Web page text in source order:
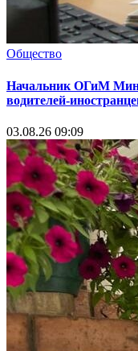
Общество
Начальник ОГиМ
водителей-
03.08.26 09:09